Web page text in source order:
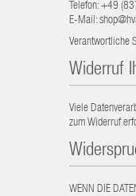
Telefon: +49
E-Mail:
Verantwortliche
Widerruf
Viele
zum Widerruf
WENN DIE